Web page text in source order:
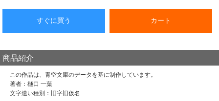
すぐに買う カート
商品紹介
この作品は、青空文庫のデータを基に制作しています。
著者：樋口 一葉
文字遣い種別：旧字旧仮名